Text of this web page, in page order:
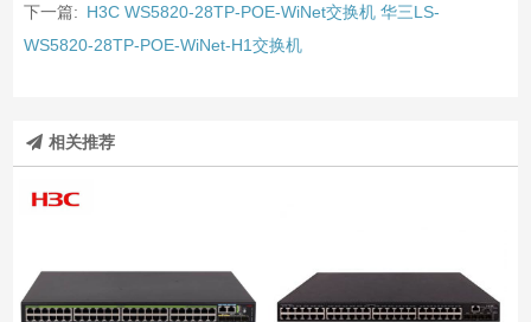
下一篇: H3C WS5820-28TP-POE-WiNet交换机 华三LS-
WS5820-28TP-POE-WiNet-H1交换机
相关推荐